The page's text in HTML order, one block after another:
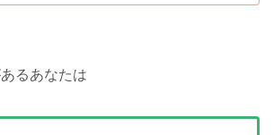
るあなたは